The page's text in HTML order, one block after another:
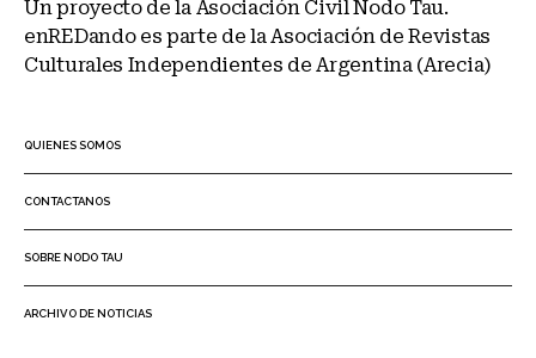
Un proyecto de la Asociación Civil Nodo Tau.
enREDando es parte de la Asociación de Revistas
Culturales Independientes de Argentina (Arecia)
QUIENES SOMOS
CONTACTANOS
SOBRE NODO TAU
ARCHIVO DE NOTICIAS